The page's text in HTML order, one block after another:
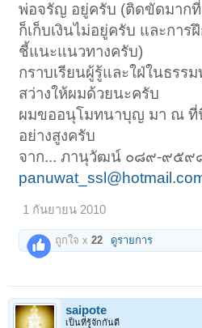
พ่อจรัญ อยู่ครับ (ติดขัดมากที่
ก็เก็บเงินไม่อยู่ครับ และกา
ชี้แนะแนวทางครับ)
กราบเรียนผู้รู้และใฝ่ในธรร
สว่างให้ผมด้วยนะครับ
ผมขออนุโมทนาบุญ มา ณ ที่
อย่างสูงครับ
จาก... ภานุวัฒน์ ๐๘๙-๙๕๙
1 กันยายน 2010
ถูกใจ x22 ดูรายการ
saipote
เป็นที่รู้จักกันดี